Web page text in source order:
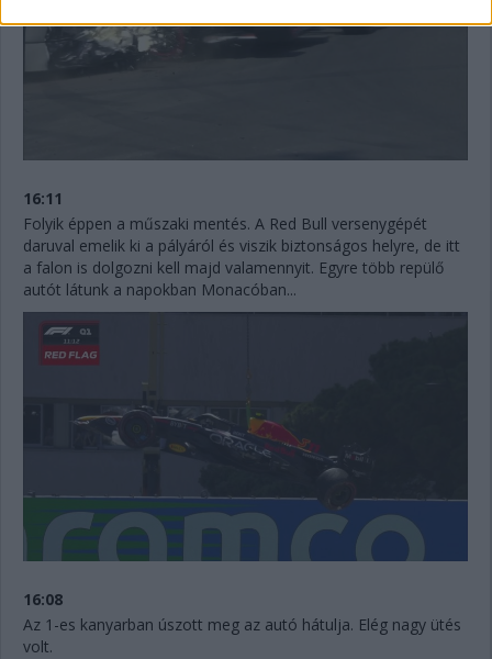
16:11
Folyik éppen a műszaki mentés. A Red Bull versenygépét
daruval emelik ki a pályáról és viszik biztonságos helyre, de itt
a falon is dolgozni kell majd valamennyit. Egyre több repülő
autót látunk a napokban Monacóban...
16:08
Az 1-es kanyarban úszott meg az autó hátulja. Elég nagy ütés
volt.